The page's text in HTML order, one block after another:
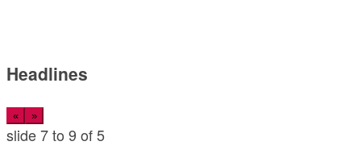
Headlines
« »
slide7 to 9 of 5